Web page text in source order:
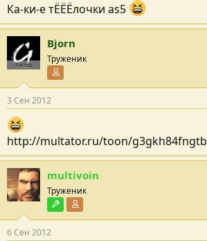
Ка-ки-е тЁЁЁлочки as5
Автор
Bjorn
Труженик
3 Сен 2012
http://multator.ru/toon/g3gkh84fngtb
multivoin
Труженик
Модостроитель
6 Сен 2012